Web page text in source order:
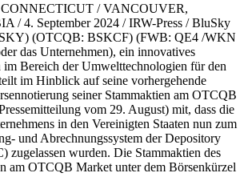
/ VANCOUVER,
/ 4. September 2024 / IRW-Press / BluSky
(OTCQB: BSKCF) (FWB: QE4 /WKN
das Unternehmen), ein innovatives
im Bereich der Umwelttechnologien für den
im Hinblick auf seine vorhergehende
seiner Stammaktien am OTCQB
vom 29. August) mit, dass die
in den Vereinigten Staaten nun zum
und Abrechnungssystem der Depository
zugelassen wurden. Die Stammaktien des
am OTCQB Market unter dem Börsenkürzel